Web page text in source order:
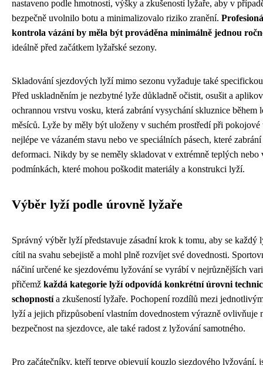
nastaveno podle hmotnosti, výšky a zkušeností lyžaře, aby v
bezpečně uvolnilo botu a minimalizovalo riziko zranění.
kontrola vázání by měla být prováděna minimálně jednou
ideálně před začátkem lyžařské sezony.
Skladování sjezdových lyží mimo sezonu vyžaduje také
Před uskladněním je nezbytné lyže důkladně očistit, osušit a
ochrannou vrstvu vosku, která zabrání vysychání skluznice během
měsíců. Lyže by měly být uloženy v suchém prostředí při pokojové
nejlépe ve vázaném stavu nebo ve speciálních pásech, které zabrání
deformaci. Nikdy by se neměly skladovat v extrémně teplých nebo
podmínkách, které mohou poškodit materiály a konstrukci lyží.
Výběr lyží podle úrovně lyžaře
Správný výběr lyží představuje zásadní krok k tomu, aby se každý
cítil na svahu sebejistě a mohl plně rozvíjet své dovednosti.
náčiní určené ke sjezdovému lyžování se vyrábí v nejrůznějších
přičemž každá kategorie lyží odpovídá konkrétní úrovni
schopnostía zkušeností lyžaře. Pochopení rozdílů mezi
lyží a jejich přizpůsobení vlastním dovednostem výrazně ovlivňuje
bezpečnost na sjezdovce, ale také radost z lyžování samotného.
Pro začátečníky, kteří teprve objevují kouzlo sjezdového lyžování,